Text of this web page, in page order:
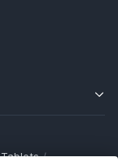
Tablets /